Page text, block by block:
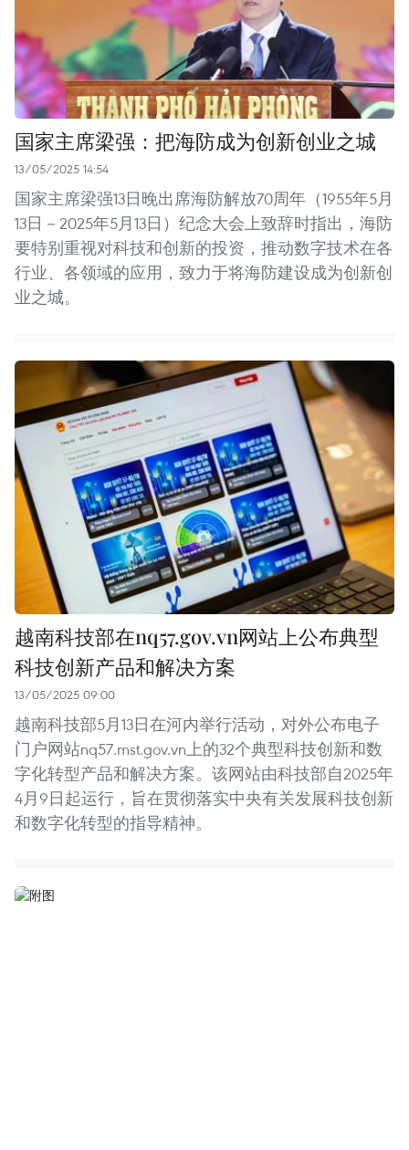
国家主席梁强：把海防成为创新创业之城
13/05/2025 14:54
国家主席梁强13日晚出席海防解放70周年（1955年5月
13日－2025年5月13日）纪念大会上致辞时指出，海防
要特别重视对科技和创新的投资，推动数字技术在各
行业、各领域的应用，致力于将海防建设成为创新创
业之城。
越南科技部在nq57.gov.vn网站上公布典型
科技创新产品和解决方案
13/05/2025 09:00
越南科技部5月13日在河内举行活动，对外公布电子
门户网站nq57.mst.gov.vn上的32个典型科技创新和数
字化转型产品和解决方案。该网站由科技部自2025年
4月9日起运行，旨在贯彻落实中央有关发展科技创新
和数字化转型的指导精神。